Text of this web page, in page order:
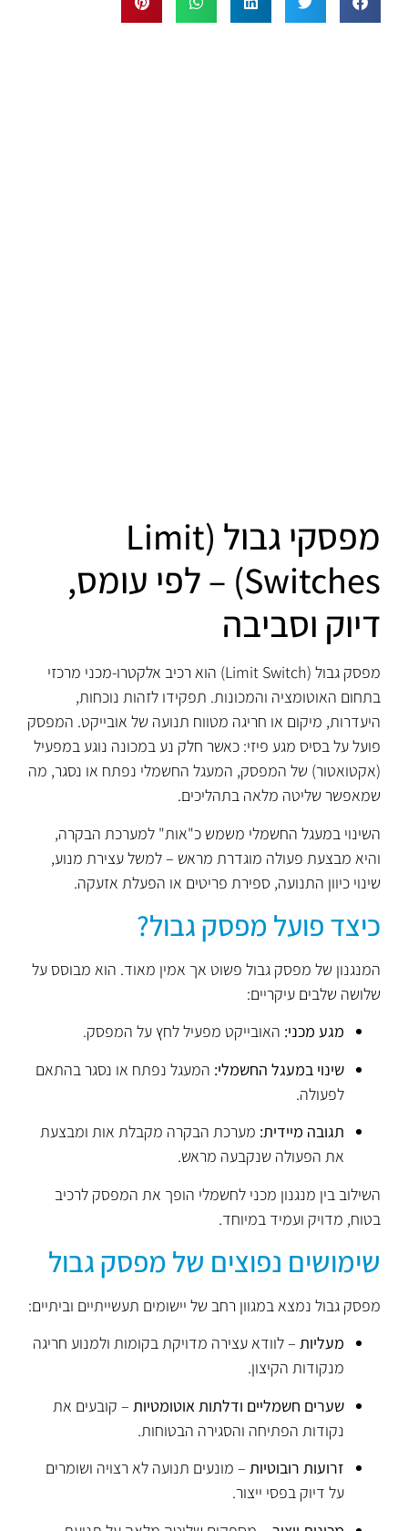
מפסקי גבול (Limit
Switches) – לפי עומס,
דיוק וסביבה
מפסק גבול (Limit Switch) הוא רכיב אלקטרו-מכני מרכזי
בתחום האוטומציה והמכונות. תפקידו לזהות נוכחות,
היעדרות, מיקום או חריגה מטווח תנועה של אובייקט. המפסק
פועל על בסיס מגע פיזי: כאשר חלק נע במכונה נוגע במפעיל
(אקטואטור) של המפסק, המעגל החשמלי נפתח או נסגר, מה
שמאפשר שליטה מלאה בתהליכים.
השינוי במעגל החשמלי משמש כ"אות" למערכת הבקרה,
והיא מבצעת פעולה מוגדרת מראש – למשל עצירת מנוע,
שינוי כיוון התנועה, ספירת פריטים או הפעלת אזעקה.
כיצד פועל מפסק גבול?
המנגנון של מפסק גבול פשוט אך אמין מאוד. הוא מבוסס על
שלושה שלבים עיקריים:
מגע מכני: האובייקט מפעיל לחץ על המפסק.
שינוי במעגל החשמלי: המעגל נפתח או נסגר בהתאם
לפעולה.
תגובה מיידית: מערכת הבקרה מקבלת אות ומבצעת
את הפעולה שנקבעה מראש.
השילוב בין מנגנון מכני לחשמלי הופך את המפסק לרכיב
בטוח, מדויק ועמיד במיוחד.
שימושים נפוצים של מפסק גבול
מפסק גבול נמצא במגוון רחב של יישומים תעשייתיים וביתיים:
מעליות – לוודא עצירה מדויקת בקומות ולמנוע חריגה
מנקודות הקיצון.
שערים חשמליים ודלתות אוטומטיות – קובעים את
נקודות הפתיחה והסגירה הבטוחות.
זרועות רובוטיות – מונעים תנועה לא רצויה ושומרים
על דיוק בפסי ייצור.